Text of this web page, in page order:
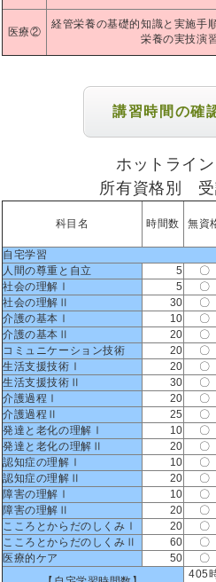
医療②
経管栄養の基礎的知識と実施手
栄養の実技演
講習時間の確
ホットライ
所有資格別 受
科目名 時間数 無資
自宅学習
人間の尊重と自立
5 〇
社会の理解Ⅰ 5 〇
社会の理解Ⅱ
30 〇
介護の基本Ⅰ
10 〇
介護の基本Ⅱ
20 〇
コミュニケーション技術
20 〇
生活支援技術Ⅰ
20 〇
生活支援技術Ⅱ
30 〇
介護過程Ⅰ
20 〇
介護過程Ⅱ
25 〇
発達と老化の理解Ⅰ
10 〇
発達と老化の理解Ⅱ
20 〇
認知症の理解Ⅰ
10 〇
認知症の理解Ⅱ
20 〇
障害の理解Ⅰ
10 〇
障害の理解Ⅱ
20 〇
こころとからだのしくみⅠ
20 〇
こころとからだのしくみⅡ
60 〇
医療的ケア
50 〇
405